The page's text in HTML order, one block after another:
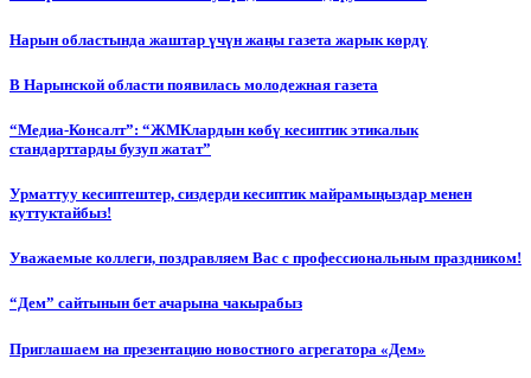
Нарын областында жаштар үчүн жаңы газета жарык көрдү
В Нарынской области появилась молодежная газета
“Медиа-Консалт”: “ЖМКлардын көбү кесиптик этикалык
стандарттарды бузуп жатат”
Урматтуу кесиптештер, сиздерди кесиптик майрамыңыздар менен
куттуктайбыз!
Уважаемые коллеги, поздравляем Вас с профессиональным праздником!
“Дем” сайтынын бет ачарына чакырабыз
Приглашаем на презентацию новостного агрегатора «Дем»